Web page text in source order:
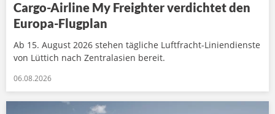
Cargo-Airline My Freighter verdichtet den
Europa-Flugplan
Ab 15. August 2026 stehen tägliche Luftfracht-Liniendienste
von Lüttich nach Zentralasien bereit.
06.08.2026